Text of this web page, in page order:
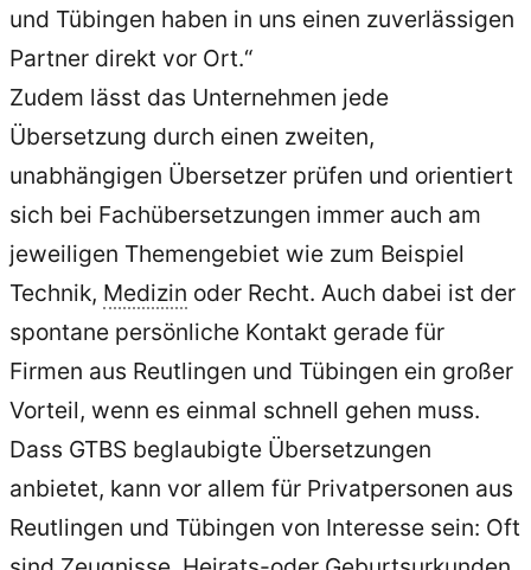
und Tübingen haben in uns einen zuverlässigen
Partner direkt vor Ort.“
Zudem lässt das Unternehmen jede
Übersetzung durch einen zweiten,
unabhängigen Übersetzer prüfen und orientiert
sich bei Fachübersetzungen immer auch am
jeweiligen Themengebiet wie zum Beispiel
Technik, Medizin oder Recht. Auch dabei ist der
spontane persönliche Kontakt gerade für
Firmen aus Reutlingen und Tübingen ein großer
Vorteil, wenn es einmal schnell gehen muss.
Dass GTBS beglaubigte Übersetzungen
anbietet, kann vor allem für Privatpersonen aus
Reutlingen und Tübingen von Interesse sein: Oft